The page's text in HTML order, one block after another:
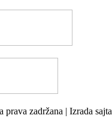
zadržana | Izrada sajta